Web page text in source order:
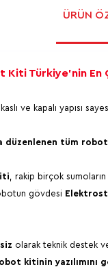
ÜRÜN
Türkiye'nin En
ve kapalı yapısı
düzenlenen tüm
, rakip birçok
gövdesi
olarak teknik destek
kitinin yazılımını